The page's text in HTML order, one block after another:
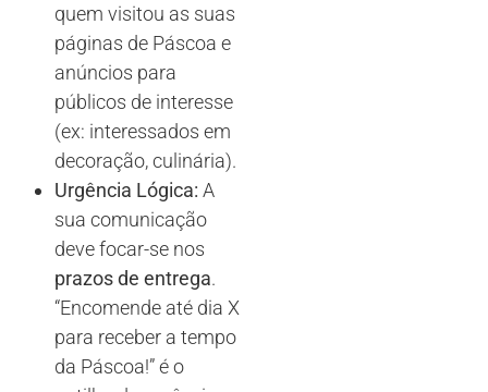
quem visitou as suas
páginas de Páscoa e
anúncios para
públicos de interesse
(ex: interessados em
decoração, culinária).
Urgência Lógica: A
sua comunicação
deve focar-se nos
prazos de entrega.
“Encomende até dia X
para receber a tempo
da Páscoa!” é o